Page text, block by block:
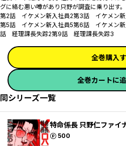
グに絡む悪い噂があり只野が調査に乗り出す
第2話 イケメン新入社員2第3話 イケメン
第5話 イケメン新入社員5第6話 イケメン
話 経理課長失踪2第9話 経理課長失踪3
全巻購入
全巻カートに
同シリーズ一覧
特命係長 只野仁ファ
500
ポイント